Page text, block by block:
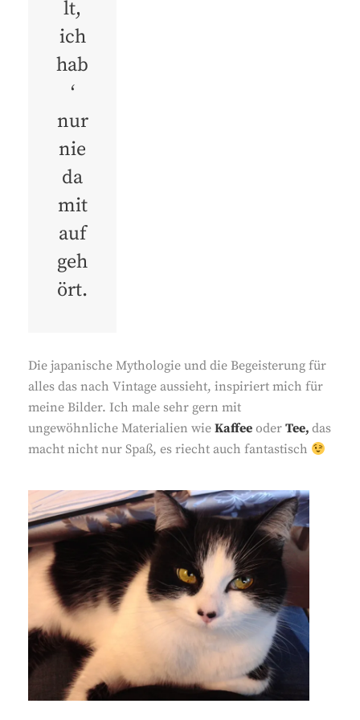
lt,
ich
hab
‘
nur
nie
da
mit
auf
geh
ört.
Die japanische Mythologie und die Begeisterung für
alles das nach Vintage aussieht, inspiriert mich für
meine Bilder. Ich male sehr gern mit
ungewöhnliche Materialien wie Kaffee oder Tee, das
macht nicht nur Spaß, es riecht auch fantastisch